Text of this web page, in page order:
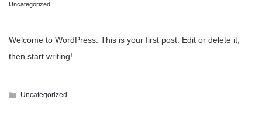
Uncategorized
Welcome to WordPress. This is your first post. Edit or delete it,
then start writing!
Uncategorized